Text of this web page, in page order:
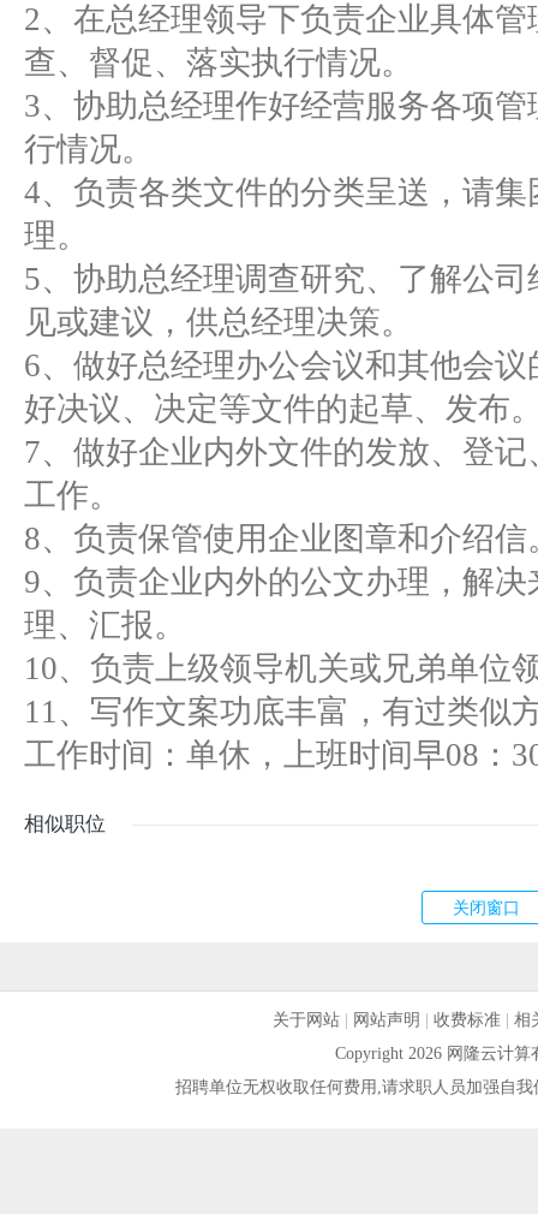
2、在总经理领导下负责企业具体
查、督促、落实执行情况。
3、协助总经理作好经营服务各项
行情况。
4、负责各类文件的分类呈送，请
理。
5、协助总经理调查研究、了解公
见或建议，供总经理决策。
6、做好总经理办公会议和其他会
好决议、决定等文件的起草、发布
7、做好企业内外文件的发放、登
工作。
8、负责保管使用企业图章和介绍信
9、负责企业内外的公文办理，解
理、汇报。
10、负责上级领导机关或兄弟单位
11、写作文案功底丰富，有过类似
工作时间：单休，上班时间早08：
相似职位
关于网站 网站声明 |收费标准 |相
Copyright 2026 网隆云计
招聘单位无权收取任何费用,请求职人员加强自